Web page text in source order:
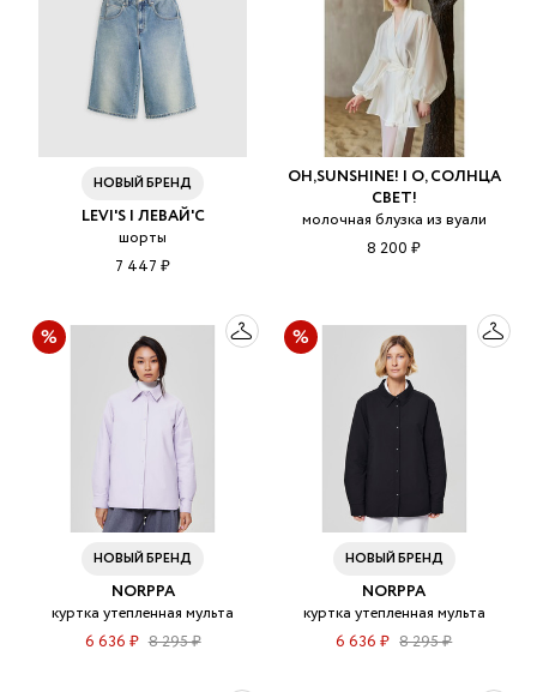
НОВЫЙ БРЕНД
LEVI'S | ЛЕВАЙ'С
шорты
7 447 ₽
OH,SUNSHINE! | О, СОЛНЦА
СВЕТ!
молочная блузка из вуали
8 200 ₽
НОВЫЙ БРЕНД
NORPPA
куртка утепленная мульта
6 636 ₽ 8 295 ₽
НОВЫЙ БРЕНД
NORPPA
куртка утепленная мульта
6 636 ₽ 8 295 ₽